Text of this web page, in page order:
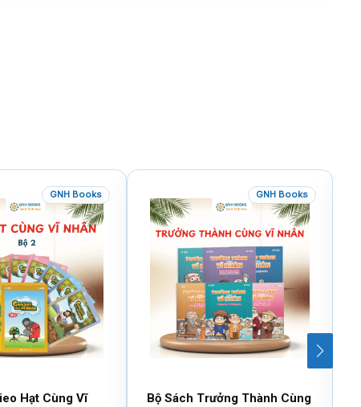
GNH Books
Hạt Cùng Vĩ
GNH Books
Bộ Sách Trưởng Thành Cùng